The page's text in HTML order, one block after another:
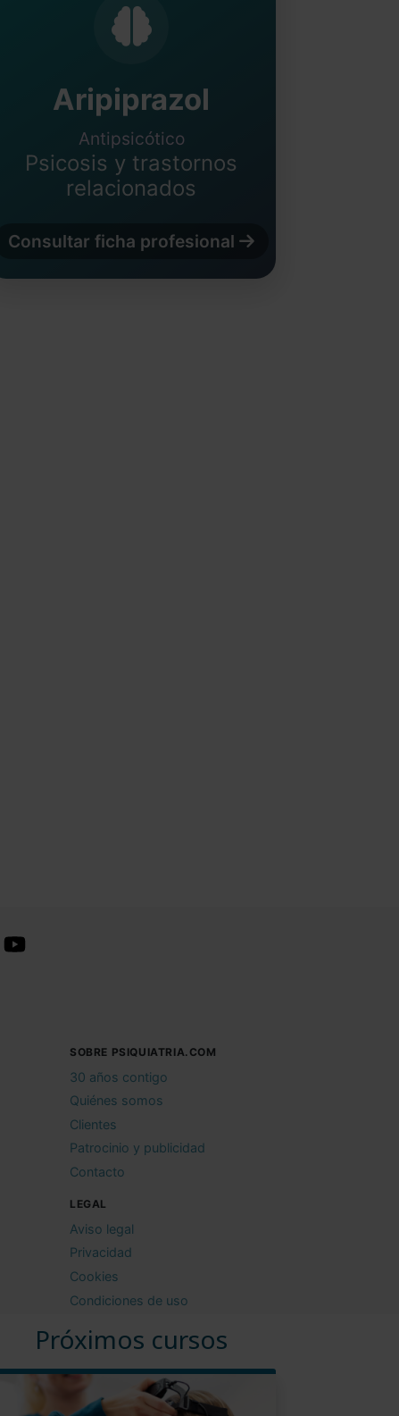
Aripiprazol
Antipsicótico
Psicosis y trastornos
relacionados
Consultar ficha profesional
Próximos cursos
SOBRE PSIQUIATRIA.COM
30 años contigo
Quiénes somos
Clientes
Patrocinio y publicidad
Contacto
LEGAL
Aviso legal
Privacidad
Cookies
Condiciones de uso